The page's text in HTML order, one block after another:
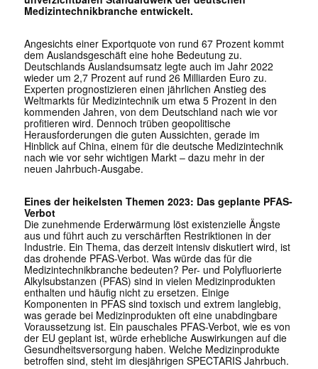
Medizintechnikbranche entwickelt.
Angesichts einer Exportquote von rund 67 Prozent kommt
dem Auslandsgeschäft eine hohe Bedeutung zu.
Deutschlands Auslandsumsatz legte auch im Jahr 2022
wieder um 2,7 Prozent auf rund 26 Milliarden Euro zu.
Experten prognostizieren einen jährlichen Anstieg des
Weltmarkts für Medizintechnik um etwa 5 Prozent in den
kommenden Jahren, von dem Deutschland nach wie vor
profitieren wird. Dennoch trüben geopolitische
Herausforderungen die guten Aussichten, gerade im
Hinblick auf China, einem für die deutsche Medizintechnik
nach wie vor sehr wichtigen Markt – dazu mehr in der
neuen Jahrbuch-Ausgabe.
Eines der heikelsten Themen 2023: Das geplante PFAS-
Verbot
Die zunehmende Erderwärmung löst existenzielle Ängste
aus und führt auch zu verschärften Restriktionen in der
Industrie. Ein Thema, das derzeit intensiv diskutiert wird, ist
das drohende PFAS-Verbot. Was würde das für die
Medizintechnikbranche bedeuten? Per- und Polyfluorierte
Alkylsubstanzen (PFAS) sind in vielen Medizinprodukten
enthalten und häufig nicht zu ersetzen. Einige
Komponenten in PFAS sind toxisch und extrem langlebig,
was gerade bei Medizinprodukten oft eine unabdingbare
Voraussetzung ist. Ein pauschales PFAS-Verbot, wie es von
der EU geplant ist, würde erhebliche Auswirkungen auf die
Gesundheitsversorgung haben. Welche Medizinprodukte
betroffen sind, steht im diesjährigen SPECTARIS Jahrbuch.